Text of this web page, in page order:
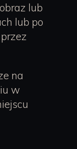
lub
lub po
na
w